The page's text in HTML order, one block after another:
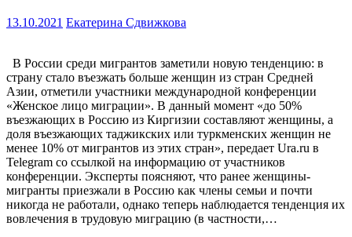
13.10.2021 Екатерина Сдвижкова
В России среди мигрантов заметили новую тенденцию: в
страну стало въезжать больше женщин из стран Средней
Азии, отметили участники международной конференции
«Женское лицо миграции». В данный момент «до 50%
въезжающих в Россию из Киргизии составляют женщины, а
доля въезжающих таджикских или туркменских женщин не
менее 10% от мигрантов из этих стран», передает Ura.ru в
Telegram со ссылкой на информацию от участников
конференции. Эксперты поясняют, что ранее женщины-
мигранты приезжали в Россию как члены семьи и почти
никогда не работали, однако теперь наблюдается тенденция их
вовлечения в трудовую миграцию (в частности,…